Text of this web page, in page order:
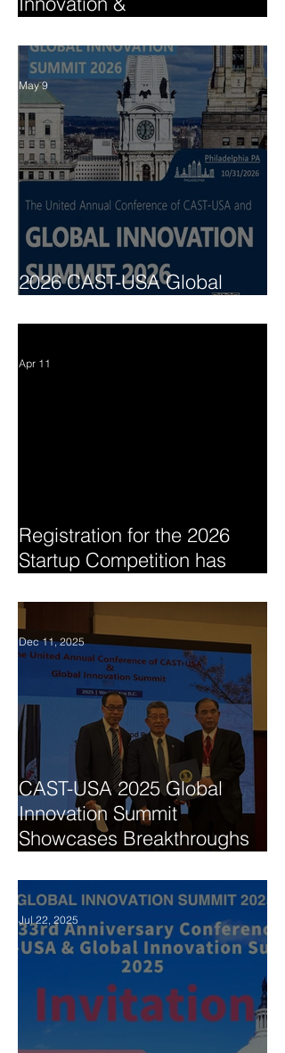
2026 CAST-USA Global
May 9
Registration for the 2026
Startup Competition has
Apr 11
CAST-USA 2025 Global
Innovation Summit
Showcases Breakthroughs
Technology Collaboration
Dec 11, 2025
Jul 22, 2025